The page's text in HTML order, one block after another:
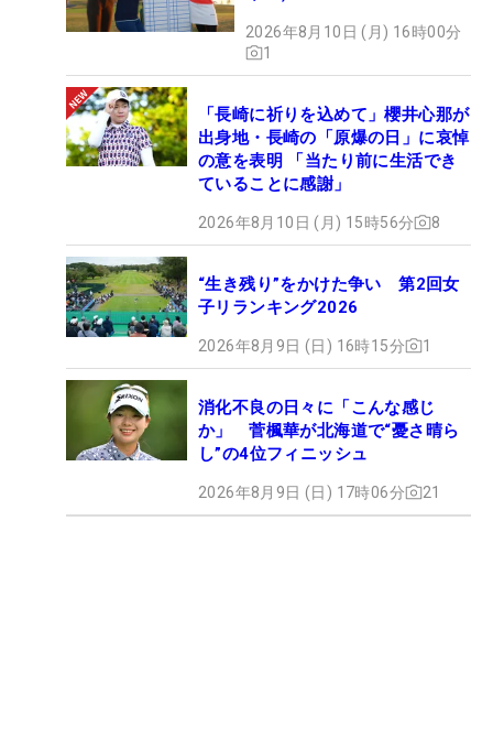
2026年8月10日 (月) 16時00分
1
「長崎に祈りを込めて」櫻井心那が
出身地・長崎の「原爆の日」に哀悼
の意を表明 「当たり前に生活でき
ていることに感謝」
2026年8月10日 (月) 15時56分 8
“生き残り”をかけた争い 第2回女
子リランキング2026
2026年8月9日 (日) 16時15分 1
消化不良の日々に「こんな感じ
か」 菅楓華が北海道で“憂さ晴ら
し”の4位フィニッシュ
2026年8月9日 (日) 17時06分 21